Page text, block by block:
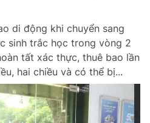
thoại
di động khi chuyển sang
sinh trắc học trong vòng 2
tất xác thực, thuê bao lần
hai chiều và có thể bị...